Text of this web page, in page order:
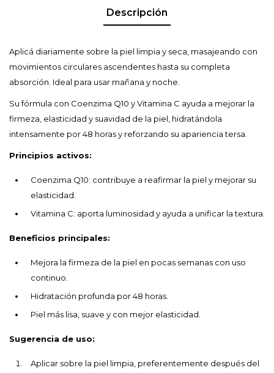
Descripción
Aplicá diariamente sobre la piel limpia y seca, masajeando con
movimientos circulares ascendentes hasta su completa
absorción. Ideal para usar mañana y noche.
Su fórmula con Coenzima Q10 y Vitamina C ayuda a mejorar la
firmeza, elasticidad y suavidad de la piel, hidratándola
intensamente por 48 horas y reforzando su apariencia tersa.
Principios activos:
Coenzima Q10: contribuye a reafirmar la piel y mejorar su
elasticidad.
Vitamina C: aporta luminosidad y ayuda a unificar la textura.
Beneficios principales:
Mejora la firmeza de la piel en pocas semanas con uso
continuo.
Hidratación profunda por 48 horas.
Piel más lisa, suave y con mejor elasticidad.
Sugerencia de uso:
Aplicar sobre la piel limpia, preferentemente después del